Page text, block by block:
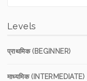
Levels
प्राथमिक (BEGINNER)
माध्यमिक (INTERMEDIATE)